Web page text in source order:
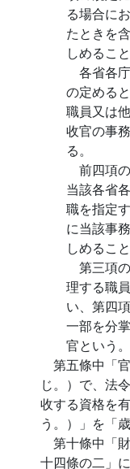
る場合に
たときを
しめるこ
各省各
の定める
職員又は
收官の事
る。
前四項
当該各省
職を指定
に当該事
しめるこ
第三項
理する職
い、第四
一部を分
官という。
第五條中「
じ。）で、法
收する資格を
う。）」を「
第十條中「
十四條の二」に